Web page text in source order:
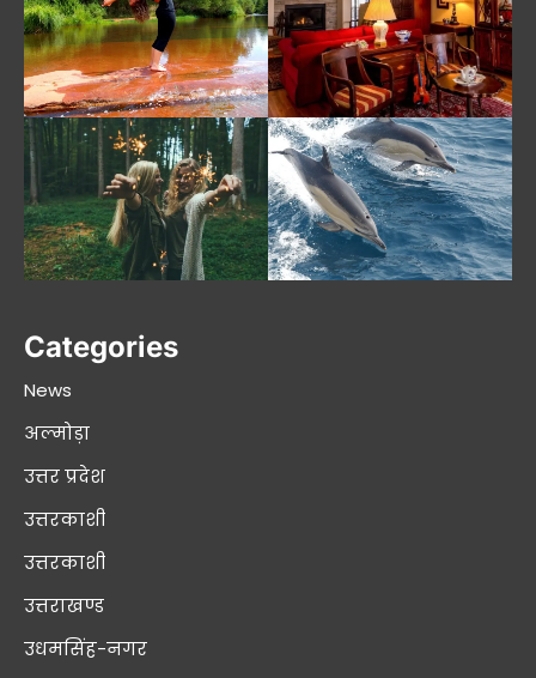
Categories
News
अल्मोड़ा
उत्तर प्रदेश
उत्तरकाशी
उत्तरकाशी
उत्तराखण्ड
उधमसिंह-नगर